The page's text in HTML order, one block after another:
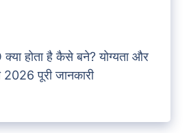
क्या होता है कैसे बने? योग्यता और
2026 पूरी जानकारी